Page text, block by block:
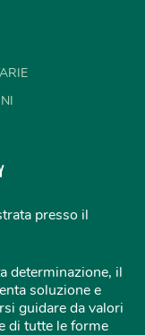
presso il
determinazione, il
soluzione e
guidare da valori
di tutte le forme